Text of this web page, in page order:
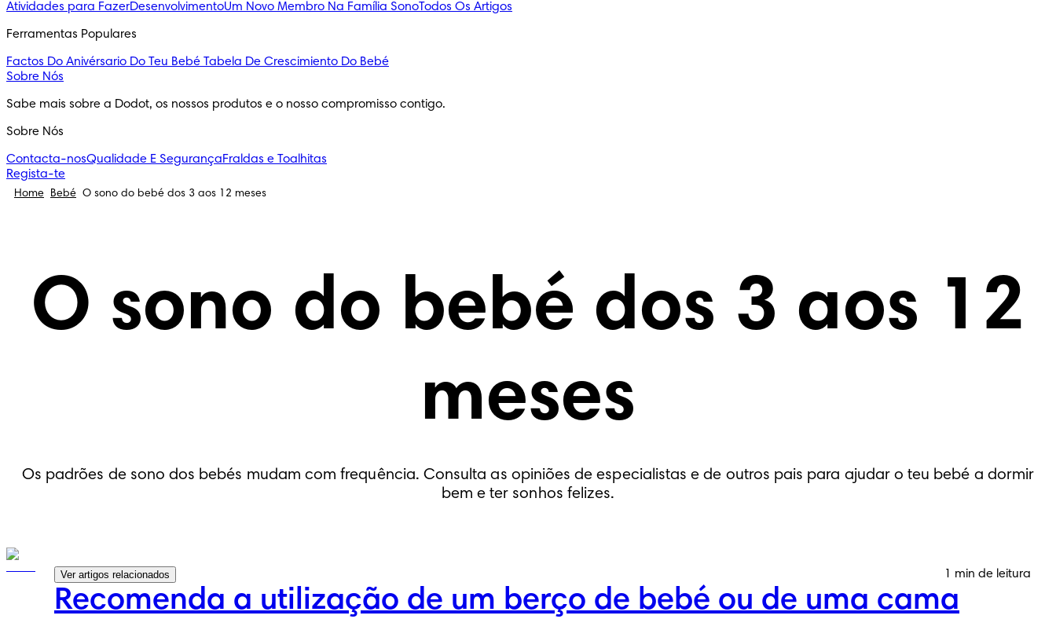
Atividades para FazerDesenvolvimentoUm Novo Membro Na Família SonoTodos Os Artigos
Ferramentas Populares
Factos Do Anivérsario Do Teu Bebé Tabela De Crescimiento Do Bebé
Sobre Nós
Sabe mais sobre a Dodot, os nossos produtos e o nosso compromisso contigo.
Sobre Nós
Contacta-nosQualidade E SegurançaFraldas e Toalhitas
Regista-te
Home Bebé O sono do bebé dos 3 aos 12 meses
O sono do bebé dos 3 aos 12
meses
Os padrões de sono dos bebés mudam com frequência. Consulta as opiniões de especialistas e de outros pais para ajudar o teu bebé a dormir
bem e ter sonhos felizes.
Ver artigos relacionados 1 min de leitura
Recomenda a utilização de um berço de bebé ou de uma cama